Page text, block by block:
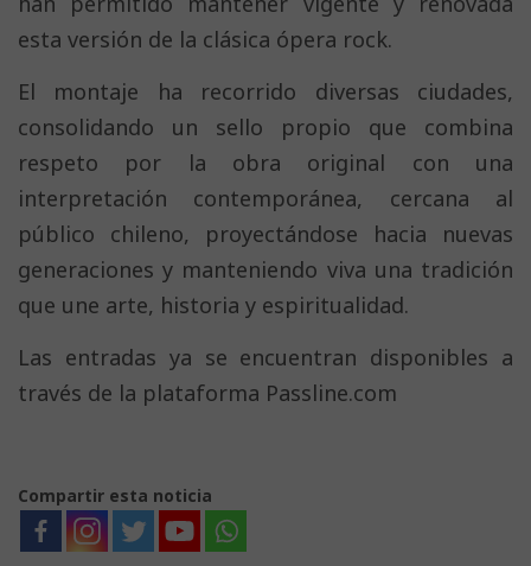
esta versión de la clásica ópera rock.
El montaje ha recorrido diversas ciudades,
consolidando un sello propio que combina
respeto por la obra original con una
interpretación contemporánea, cercana al
público chileno, proyectándose hacia nuevas
generaciones y manteniendo viva una tradición
que une arte, historia y espiritualidad.
Las entradas ya se encuentran disponibles a
través de la plataforma Passline.com
Compartir esta noticia